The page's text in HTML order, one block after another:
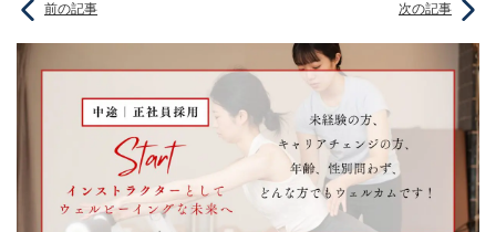
前の記事 次の記事